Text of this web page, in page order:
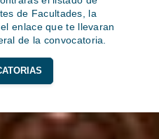
de Facultades, la
enlace que te llevaran
de la convocatoria.